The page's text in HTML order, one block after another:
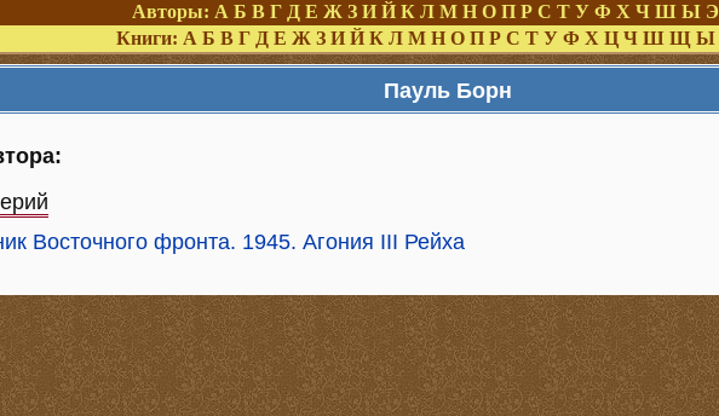
Авторы: А Б В Г Д Е Ж З И Й К Л М Н О П Р С Т У Ф Х Ч Ш Ы Э
Книги: А Б В Г Д Е Ж З И Й К Л М Н О П Р С Т У Ф Х Ц Ч Ш Щ Ы
Пауль Борн
Восточного фронта. 1945. Агония III Рейха